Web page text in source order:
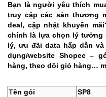
Bạn là người yêu thích
truy cập các sàn thương
deal, cập nhật khuyến
chính là lựa chọn lý tưởng
lý, ưu đãi data hấp dẫn
dụng/website Shopee –
hàng, theo dõi giỏ hàng…
Tên gói
SP8